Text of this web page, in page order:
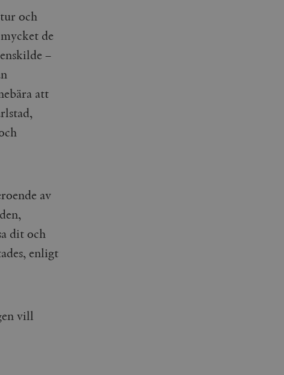
och
de
–
att
av
dit och
enligt
vill